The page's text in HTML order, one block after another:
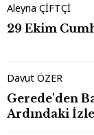
Aleyna ÇİFTÇİ
29 Ekim
Davut ÖZER
Gerede'den
Ardındaki